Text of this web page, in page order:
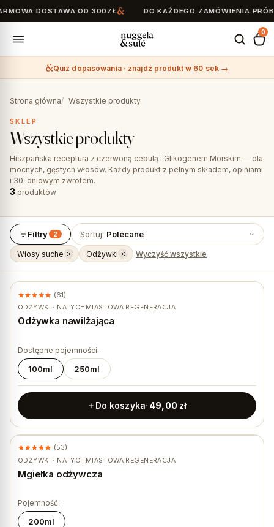
DOSTAWA OD 300ZŁ DO KAŻDEGO ZAMÓWIENIA
0
Quiz dopasowania · znajdź produkt w 60 sek →
Strona główna Wszystkie produkty
SKLEP
Wszystkie produkty
Hiszpańska receptura z czerwoną cebulą i Glikogenem Morskim — dla
mocnych, gęstych włosów. Każdy produkt z pełnym składem, opiniami
i 30-dniowym zwrotem.
3 produktów
Filtry 2
Włosy suche Odżywki Wyczyść wszystkie
Sortuj: Polecane
★ #1 BESTSELLER
ODŻYWKI · NATYCHMIASTOWA REGENERACJA
Odżywka nawilżająca
(61)
Dostępne pojemności:
100ml 250ml
Do koszyka 49,00 zł
★ #1 BESTSELLER
ODŻYWKI · NATYCHMIASTOWA REGENERACJA
Mgiełka odżywcza
(53)
Pojemność:
200ml